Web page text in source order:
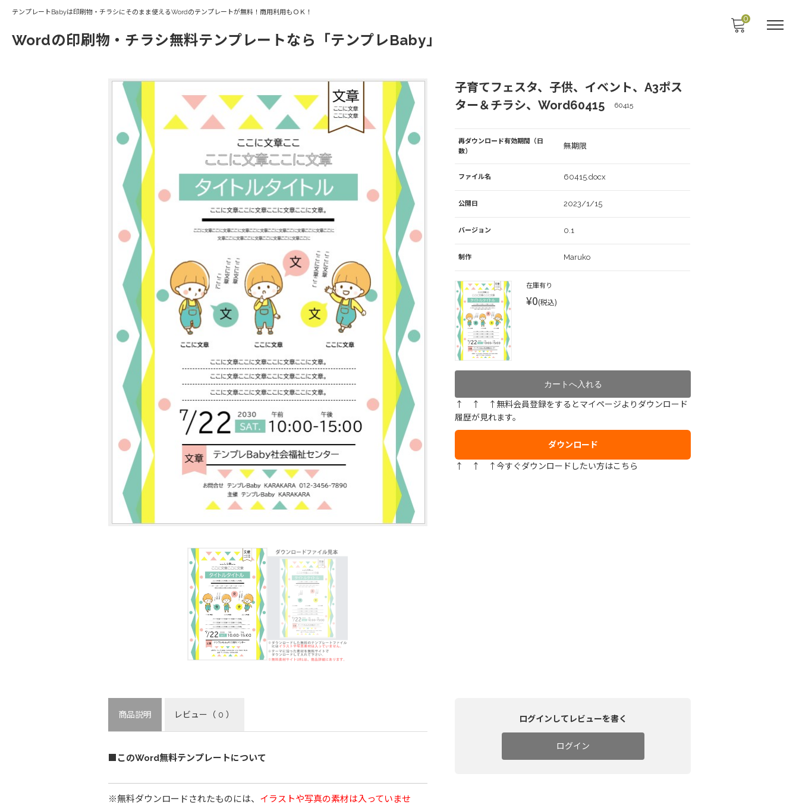
テンプレートBabyは印刷物・チラシにそのまま使えるWordのテンプレートが無料！商用利用もＯＫ！
Wordの印刷物・チラシ無料テンプレートなら「テンプレBaby」
0
子育てフェスタ、子供、イベント、A3ポス
ター＆チラシ、Word60415
60415
再ダウンロード有効期間（日
数）
無期限
ファイル名 60415.docx
公開日 2023/1/15
バージョン 0.1
制作 Maruko
在庫有り
¥0(税込)
↑ ↑ ↑無料会員登録をするとマイページよりダウンロード
履歴が見れます。
ダウンロード
↑ ↑ ↑今すぐダウンロードしたい方はこちら
商品説明 レビュー （ 0 ）
■このWord無料テンプレートについて
※無料ダウンロードされたものには、 イラストや写真の素材は入っていませ
ログインしてレビューを書く
ログイン